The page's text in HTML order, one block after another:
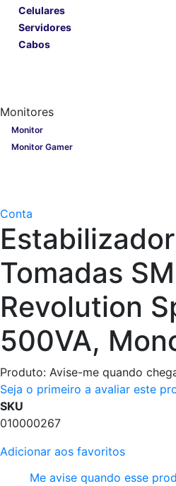
Celulares
Servidores
Cabos
Monitores
Monitor
Monitor Gamer
Conta
Tomadas
Revolution
500VA,
Produto: Avise-me quando
Seja o primeiro a avaliar este
SKU
010000267
Adicionar aos favoritos
Me avise quando esse